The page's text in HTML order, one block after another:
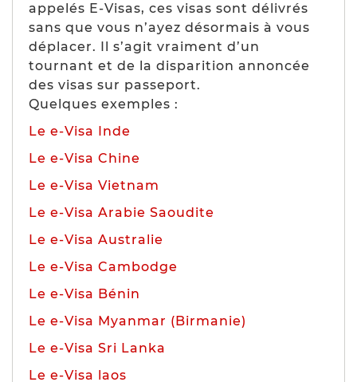
appelés E-Visas, ces visas sont délivrés
sans que vous n’ayez désormais à vous
déplacer. Il s’agit vraiment d’un
tournant et de la disparition annoncée
des visas sur passeport.
Quelques exemples :
Le e-Visa Inde
Le e-Visa Chine
Le e-Visa Vietnam
Le e-Visa Arabie Saoudite
Le e-Visa Australie
Le e-Visa Cambodge
Le e-Visa Bénin
Le e-Visa Myanmar (Birmanie)
Le e-Visa Sri Lanka
Le e-Visa laos